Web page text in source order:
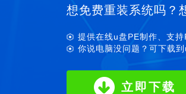
想免费重装系统吗？
提供在线u盘PE制作、支
你说电脑没问题？可下载
立即下载